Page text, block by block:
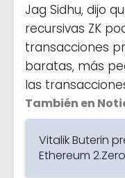
Jag Sidhu, dijo
recursivas ZK
transacciones
baratas, más
las
También en
Vitalik Buterin
Ethereum